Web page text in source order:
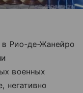
в Рио-де-Жанейро
военных
негативно